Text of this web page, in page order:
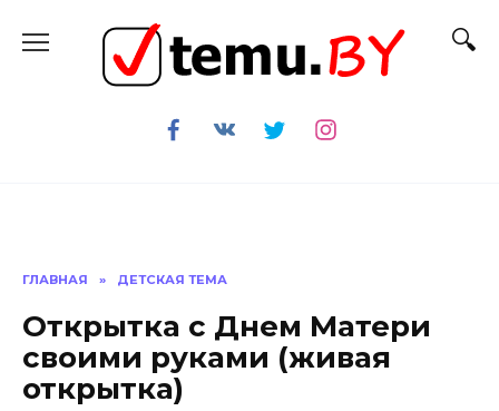
содержанию
ГЛАВНАЯ » ДЕТСКАЯ ТЕМА
Открытка с Днем Матери
своими руками (живая
открытка)